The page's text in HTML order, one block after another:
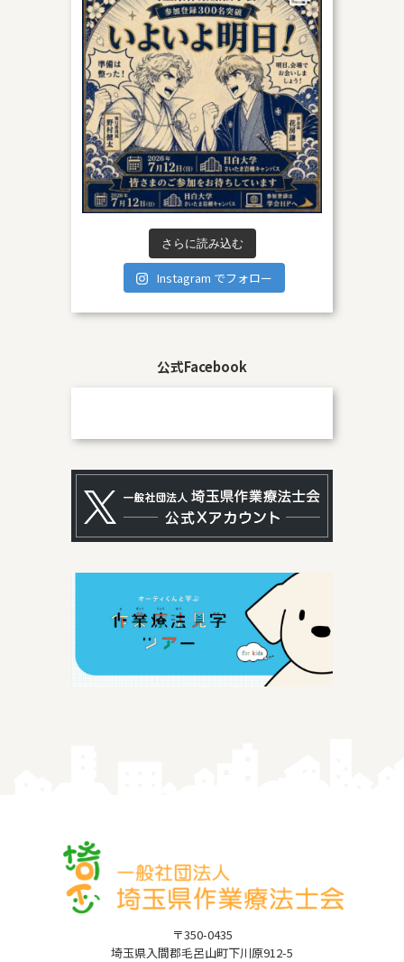
さらに読み込む
Instagram でフォロー
公式Facebook
〒350-0435
埼玉県入間郡毛呂山町下川原912-5